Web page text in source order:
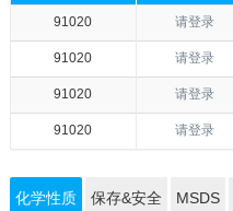
91020 请登录
91020 请登录
91020 请登录
91020 请登录
化学性质 保存&安全 MSDS